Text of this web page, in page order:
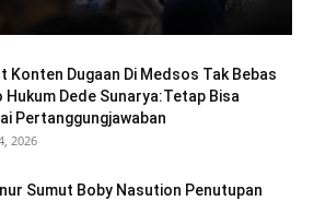
Konten Dugaan Di Medsos Tak Bebas
Hukum Dede Sunarya:Tetap Bisa
Pertanggungjawaban
2026
Sumut Boby Nasution Penutupan